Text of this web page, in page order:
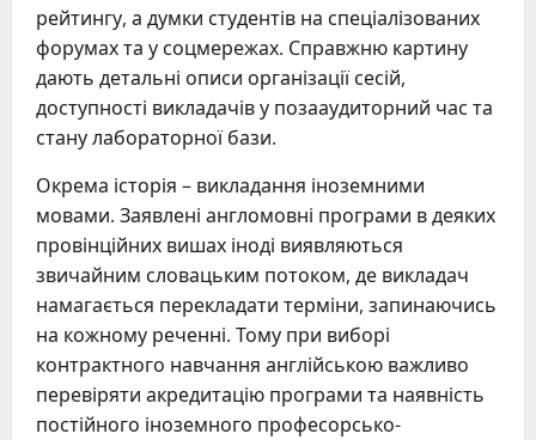
рейтингу, а думки студентів на спеціалізованих
форумах та у соцмережах. Справжню картину
дають детальні описи організації сесій,
доступності викладачів у позааудиторний час та
стану лабораторної бази.
Окрема історія – викладання іноземними
мовами. Заявлені англомовні програми в деяких
провінційних вишах іноді виявляються
звичайним словацьким потоком, де викладач
намагається перекладати терміни, запинаючись
на кожному реченні. Тому при виборі
контрактного навчання англійською важливо
перевіряти акредитацію програми та наявність
постійного іноземного професорсько-